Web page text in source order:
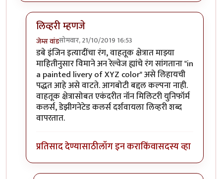
लिव्हरी म्हणजे
जेम्स वांडसोमवार, 21/10/2019 16:53
In reply toछान !byहेमंतकुमार
डबे इंजिन इत्यादींचा रंग, वाहतूक क्षेत्रात माझ्या
माहितीनुसार विमाने अन रेल्वेज ह्यांचे रंग सांगताना "in
a painted livery of XYZ color" असे लिहायची
पद्धत आहे असे वाटते. आगबोटी बद्दल कल्पना नाही.
वाहतूक क्षेत्रासोबत एकंदरीत नॉन मिलिटरी युनिफॉर्म
कलर्स, डेझीगनेटेड कलर्स दर्शवायला लिव्हरी शब्द
वापरतात.
प्रतिसाद देण्यासाठीलॉग इन कराकिंवासदस्य व्हा